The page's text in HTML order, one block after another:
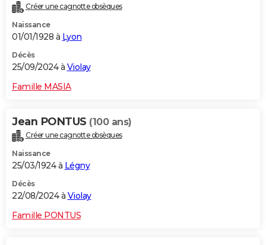
Créer une cagnotte obsèques
Naissance
01/01/1928 à Lyon
Décès
25/09/2024 à Violay
Famille MASIA
Jean PONTUS (100 ans)
Créer une cagnotte obsèques
Naissance
25/03/1924 à Légny
Décès
22/08/2024 à Violay
Famille PONTUS